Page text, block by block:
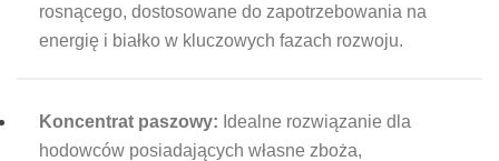
rosnącego, dostosowane do zapotrzebowania na
energię i białko w kluczowych fazach rozwoju.
Koncentrat paszowy: Idealne rozwiązanie dla
hodowców posiadających własne zboża,